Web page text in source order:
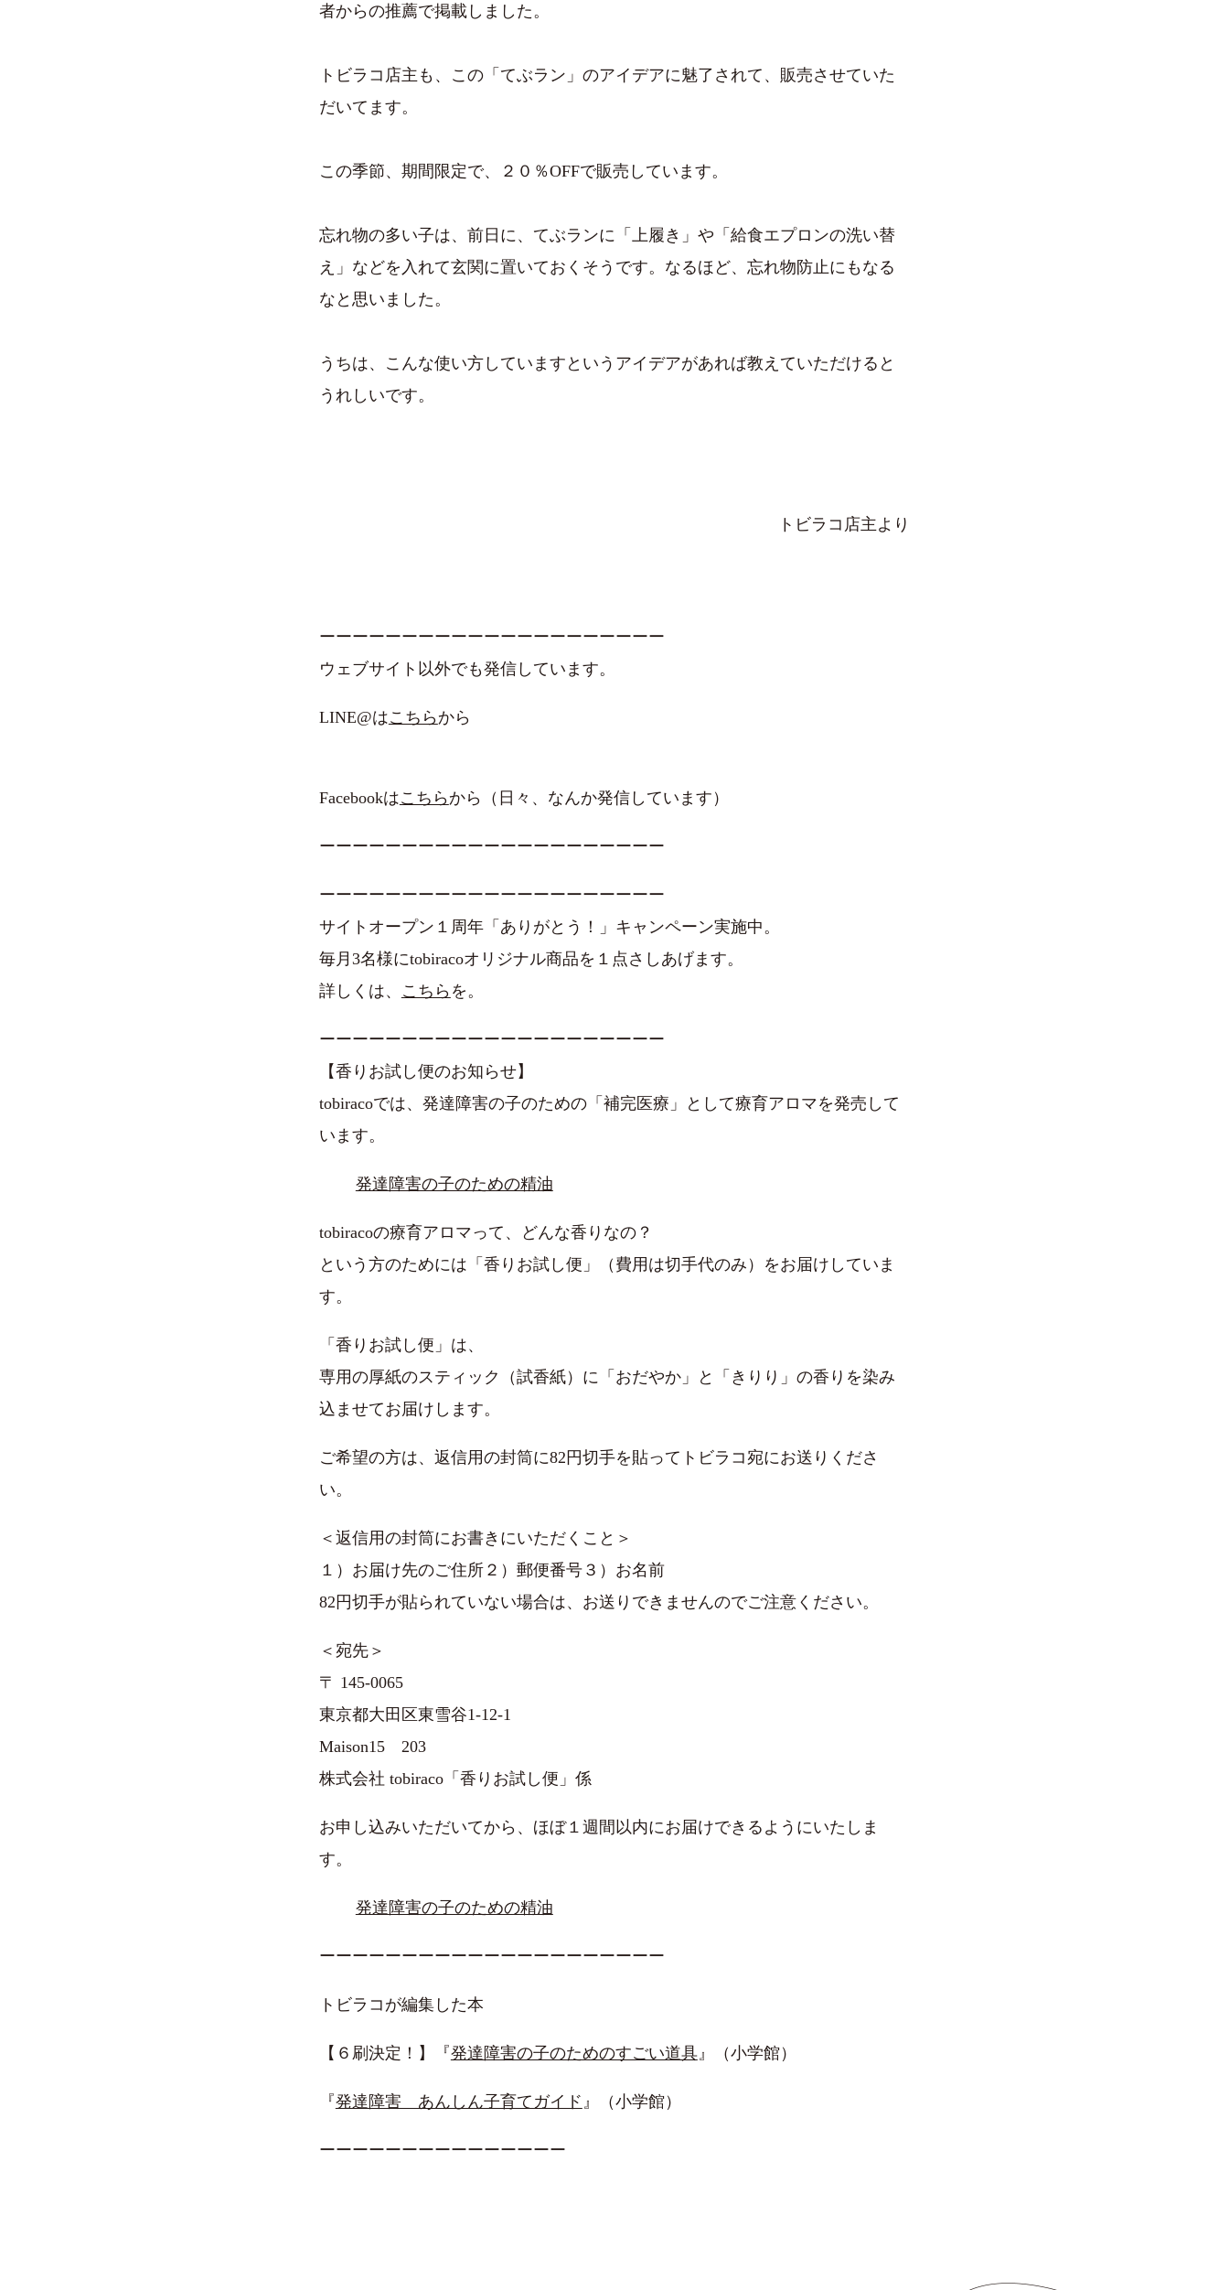
者からの推薦で掲載しました。
トビラコ店主も、この「てぶラン」のアイデアに魅了されて、販売させていた
だいてます。
この季節、期間限定で、２０％OFFで販売しています。
忘れ物の多い子は、前日に、てぶランに「上履き」や「給食エプロンの洗い替
え」などを入れて玄関に置いておくそうです。なるほど、忘れ物防止にもなる
なと思いました。
うちは、こんな使い方していますというアイデアがあれば教えていただけると
うれしいです。
トビラコ店主より
ーーーーーーーーーーーーーーーーーーーーー
ウェブサイト以外でも発信しています。
LINE@はこちらから
Facebookはこちらから（日々、なんか発信しています）
ーーーーーーーーーーーーーーーーーーーーー
ーーーーーーーーーーーーーーーーーーーーー
サイトオープン１周年「ありがとう！」キャンペーン実施中。
毎月3名様にtobiracoオリジナル商品を１点さしあげます。
詳しくは、
こちら を。
ーーーーーーーーーーーーーーーーーーーーー
【香りお試し便のお知らせ】
tobiracoでは、発達障害の子のための「補完医療」として療育アロマを発売して
います。
発達障害の子のための精油
tobiracoの療育アロマって、どんな香りなの？
という方のためには「香りお試し便」（費用は切手代のみ）をお届けしていま
す。
「香りお試し便」は、
専用の厚紙のスティック（試香紙）に「おだやか」と「きりり」の香りを染み
込ませてお届けします。
ご希望の方は、返信用の封筒に82円切手を貼ってトビラコ宛にお送りくださ
い。
＜返信用の封筒にお書きにいただくこと＞
１）お届け先のご住所２）郵便番号３）お名前
82円切手が貼られていない場合は、お送りできませんのでご注意ください。
＜宛先＞
〒 145-0065
東京都大田区東雪谷1-12-1
Maison15 203
株式会社 tobiraco「香りお試し便」係
お申し込みいただいてから、ほぼ１週間以内にお届けできるようにいたしま
す。
発達障害の子のための精油
ーーーーーーーーーーーーーーーーーーーーー
トビラコが編集した本
【６刷決定！】『発達障害の子のためのすごい道具』（小学館）
『発達障害 あんしん子育てガイド 』（小学館）
ーーーーーーーーーーーーーーー